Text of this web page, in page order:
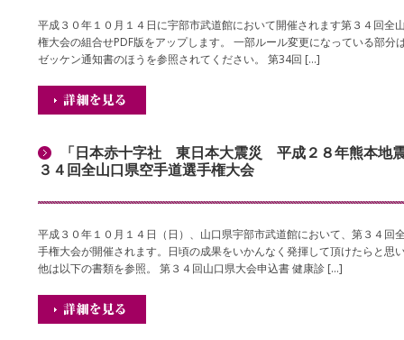
平成３０年１０月１４日に宇部市武道館において開催されます第３４回全
権大会の組合せPDF版をアップします。 一部ルール変更になっている部分
ゼッケン通知書のほうを参照されてください。 第34回 […]
「日本赤十字社 東日本大震災 平成２８年熊本地
３４回全山口県空手道選手権大会
平成３０年１０月１４日（日）、山口県宇部市武道館において、第３４回
手権大会が開催されます。日頃の成果をいかんなく発揮して頂けたらと思
他は以下の書類を参照。 第３４回山口県大会申込書 健康診 […]